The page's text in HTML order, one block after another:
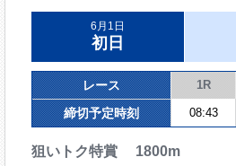
6月1日
初日
レース 1R
締切予定時刻 08:43
狙いトク特賞 1800m